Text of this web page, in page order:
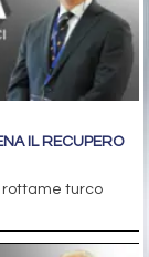
IL RECUPERO
rottame turco